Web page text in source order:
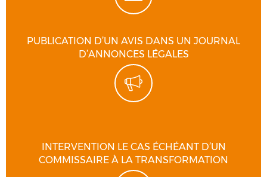
PUBLICATION D’UN AVIS DANS UN JOURNAL
D’ANNONCES LÉGALES
INTERVENTION LE CAS ÉCHÉANT D’UN
COMMISSAIRE À LA TRANSFORMATION